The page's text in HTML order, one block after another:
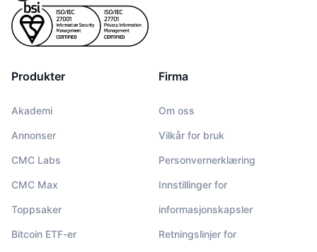
Produkter
Akademi
Annonser
CMC Labs
CMC Max
Toppsaker
Bitcoin ETF-er
Firma
Om oss
Vilkår for bruk
Personvernerklæring
Innstillinger for
informasjonskapsler
Retningslinjer for